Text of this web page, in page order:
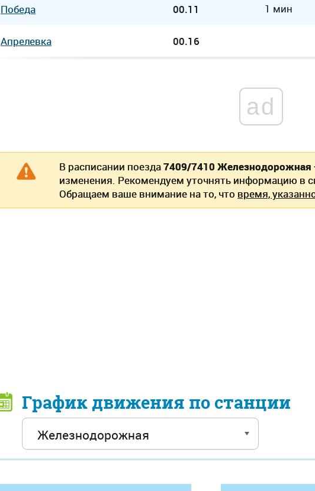
Победа 00.11 1 мин
Апрелевка 00.16
ad
В расписании поезда7409/7410 Железнодорожная
изменения. Рекомендуем уточнять информацию в
Обращаем ваше внимание на то, что время,
График движения по станции